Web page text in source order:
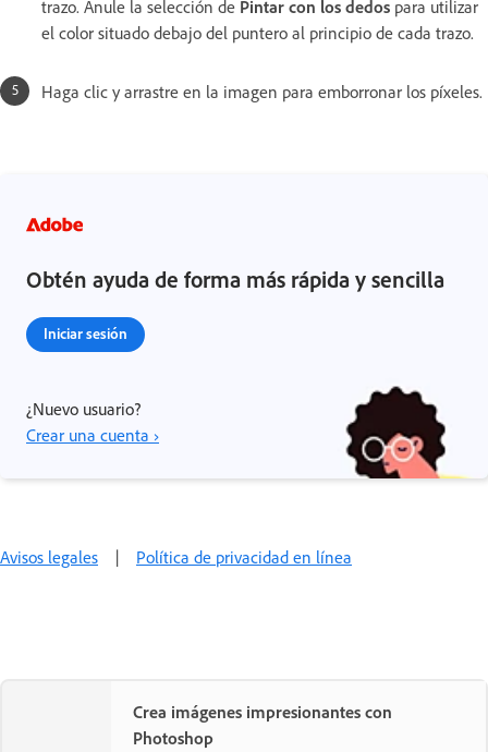
trazo. Anule la selección de Pintar con los dedos para utilizar
el color situado debajo del puntero al principio de cada trazo.
Haga clic y arrastre en la imagen para emborronar los píxeles.
Obtén ayuda de forma más rápida y sencilla
Iniciar sesión
¿Nuevo usuario?
Crear una cuenta ›
Avisos legales | Política de privacidad en línea
Crea imágenes impresionantes con
Photoshop